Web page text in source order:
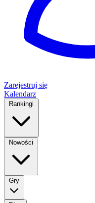
Zarejestruj się
Kalendarz
Rankingi
Nowości
Gry